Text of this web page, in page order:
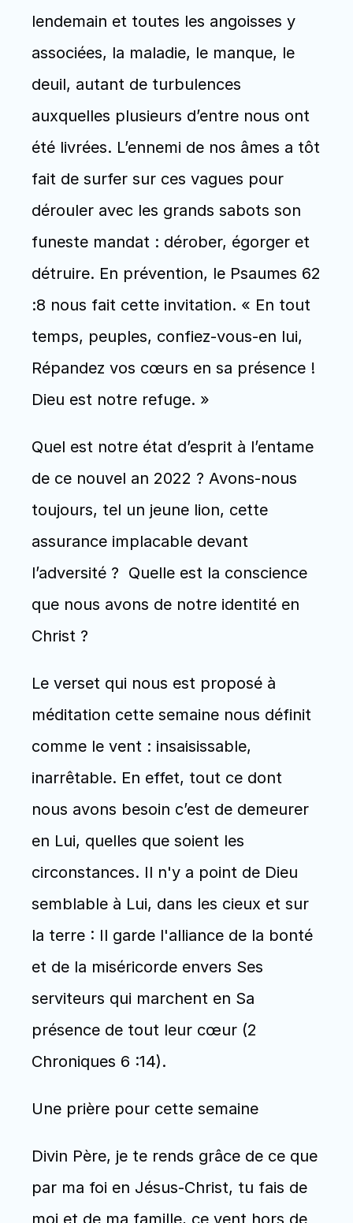
lendemain et toutes les angoisses y
associées, la maladie, le manque, le
deuil, autant de turbulences
auxquelles plusieurs d’entre nous ont
été livrées. L’ennemi de nos âmes a tôt
fait de surfer sur ces vagues pour
dérouler avec les grands sabots son
funeste mandat : dérober, égorger et
détruire. En prévention, le Psaumes 62
:8 nous fait cette invitation. « En tout
temps, peuples, confiez-vous-en lui,
Répandez vos cœurs en sa présence !
Dieu est notre refuge. »
Quel est notre état d’esprit à l’entame
de ce nouvel an 2022 ? Avons-nous
toujours, tel un jeune lion, cette
assurance implacable devant
l’adversité ?  Quelle est la conscience
que nous avons de notre identité en
Christ ?
Le verset qui nous est proposé à
méditation cette semaine nous définit
comme le vent : insaisissable,
inarrêtable. En effet, tout ce dont
nous avons besoin c’est de demeurer
en Lui, quelles que soient les
circonstances. Il n'y a point de Dieu
semblable à Lui, dans les cieux et sur
la terre : Il garde l'alliance de la bonté
et de la miséricorde envers Ses
serviteurs qui marchent en Sa
présence de tout leur cœur (2
Chroniques 6 :14).
Une prière pour cette semaine
Divin Père, je te rends grâce de ce que
par ma foi en Jésus-Christ, tu fais de
moi et de ma famille, ce vent hors de